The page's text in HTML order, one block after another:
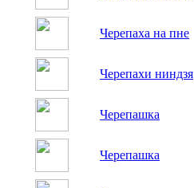
Черепаха на пне
Черепахи ниндзя
Черепашка
Черепашка